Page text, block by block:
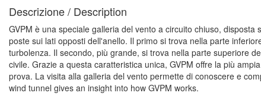
Descrizione / Description
GVPM è una speciale galleria del vento a circuito chiuso,
poste sui lati opposti dell'anello. Il primo si trova nella parte
turbolenza. Il secondo, più grande, si trova nella parte superiore
civile. Grazie a questa caratteristica unica, GVPM offre la più
prova. La visita alla galleria del vento permette di conoscere e
wind tunnel gives an insight into how GVPM works.